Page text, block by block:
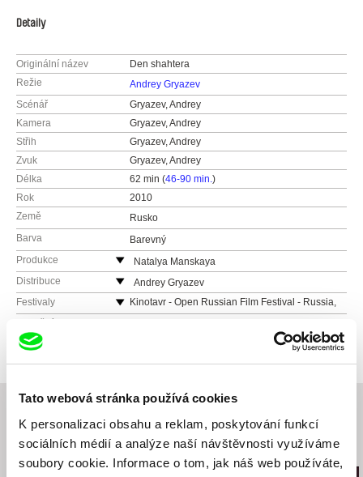
Tato webová stránka používá cookies
K personalizaci obsahu a reklam, poskytování funkcí
sociálních médií a analýze naší návštěvnosti využíváme
soubory cookie. Informace o tom, jak náš web používáte,
Detaily
Originální název
Den shahtera
Režie
Andrey Gryazev
Scénář
Gryazev, Andrey
Kamera
Gryazev, Andrey
Střih
Gryazev, Andrey
Zvuk
Gryazev, Andrey
Délka
62 min (46-90 min.)
Rok
2010
Země
Rusko
Barva
Barevný
Produkce
Natalya Manskaya
Rusko
Distribuce
Andrey Gryazev
Moscow
Festivaly
Kinotavr - Open Russian Film Festival - Russia,
Sochi
33th MMKF, Moscow
International Festival Message to man, Russia,
Sankt-Peterburg
X MKF Flaertiana, Russia, Perm
Castle
Související filmy (20)